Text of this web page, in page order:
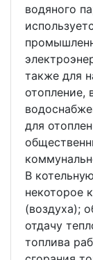
водяного
также для
отопление,
для
В
некоторое
(воздуха);
отдачу
топлива